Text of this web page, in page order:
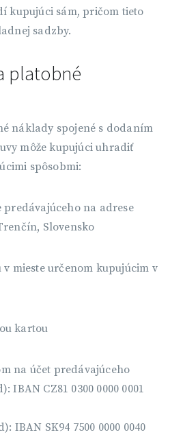
kupujúci sám, pričom tieto
sadzby.
platobné
náklady spojené s dodaním
môže kupujúci uhradiť
spôsobmi:
na adrese
Slovensko
mieste určenom kupujúcim v
kartou
na účet predávajúceho
IBAN CZ81 0300 0000 0001
IBAN SK94 7500 0000 0040